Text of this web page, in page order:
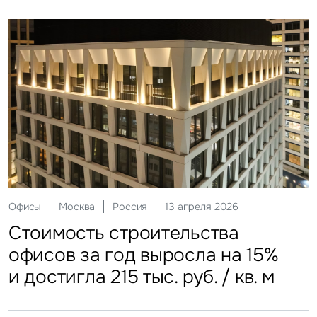
Офисы Москва Россия 13 апреля 2026
Стоимость строительства
офисов за год выросла на 15%
и достигла 215 тыс. руб. / кв. м
Склады Москва Россия 12 мая 2026
Стоимость строительства
складских объектов практически
остановила рост
Ритейл Москва Россия 20 июля 2026
Более трети россиян
еженедельно покупают готовую
еду
Гостиницы Москва Россия 27 июля 2026
Столичные отели стали
доступнее
Инвестиции Москва Россия 29 мая 2026
ЗПИФы недвижимости
замедлили темп